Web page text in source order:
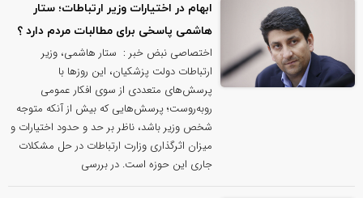
ابهام در اختیارات وزیر ارتباطات؛ ستار
هاشمی پاسخی برای مطالبات مردم دارد ؟
اختصاصی نبض خبر : ستار هاشمی، وزیر
ارتباطات دولت پزشکیان، این روزها با
پرسش‌های متعددی از سوی افکار عمومی
روبه‌روست؛ پرسش‌هایی که بیش از آنکه متوجه
شخص وزیر باشد، ناظر بر حد و حدود اختیارات و
میزان اثرگذاری وزارت ارتباطات در حل مشکلات
جاری این حوزه است. در بررسی